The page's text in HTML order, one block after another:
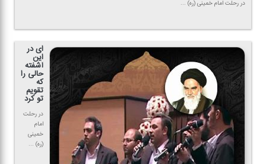
در رحلت امام خمینی (ره) ...
ای در
این
آشفته
حالی را
كه
تقویم
تو كرد
در رحلت
امام
خمینی
(ره) ...